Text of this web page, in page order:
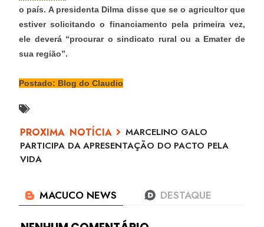
o país. A presidenta Dilma disse que se o agricultor que
estiver solicitando o financiamento pela primeira vez,
ele deverá “procurar o sindicato rural ou a Emater de
sua região”.
Postado: Blog do Claudio
MARCELINO GALO
PARTICIPA DA APRESENTAÇÃO DO PACTO PELA
VIDA